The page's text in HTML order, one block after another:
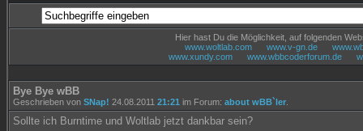
Hier hast Du die Möglichkeit, auf folgenden
www.woltlab.com
www.v-gn.de
www.xundy.com
www.wbbcoderforum.de
Bye Bye wBB
Geschrieben von SNap! 24.08.2011 21:21 im Forum: about wBB`ler
Sollte ich Burntime und Woltlab jetzt dankbar sein?